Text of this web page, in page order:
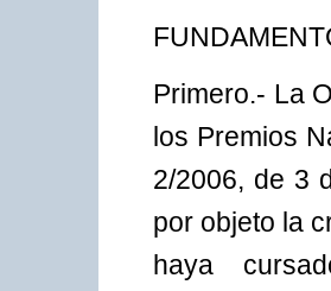
Primero.- La
los Premios
2/2006, de 3
por objeto la
haya